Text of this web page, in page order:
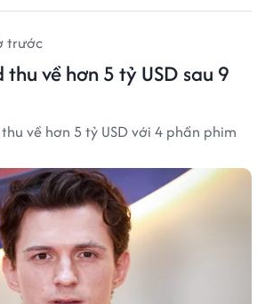
trước
thu về hơn 5 tỷ USD sau 9
về hơn 5 tỷ USD với 4 phần phim